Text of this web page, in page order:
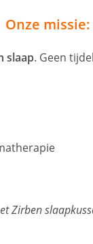
Onze
slaap. Geen
Zirben